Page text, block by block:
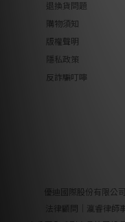
退換貨問題
購物須知
版權聲明
隱私政策
反詐騙叮嚀
優迪國際股份有限公
法律顧問｜瀛睿律